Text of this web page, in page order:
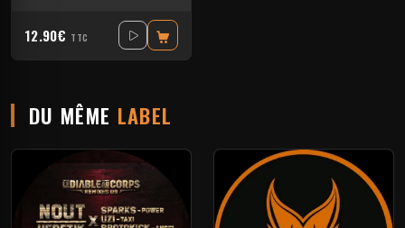
12.90€ TTC
DU MÊME LABEL